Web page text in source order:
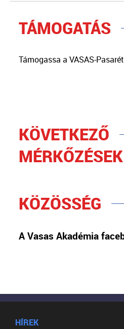
TÁMOGATÁS
Támogassa a VASAS-
KÖVETKEZŐ
MÉRKŐZÉSEK
KÖZÖSSÉG
A Vasas Akadémia
HÍREK